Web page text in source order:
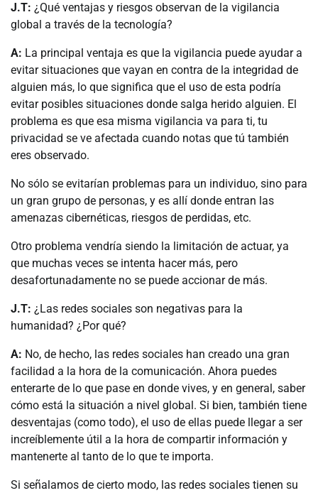
J.T: ¿Qué ventajas y riesgos observan de la vigilancia
global a través de la tecnología?
A: La principal ventaja es que la vigilancia puede ayudar a
evitar situaciones que vayan en contra de la integridad de
alguien más, lo que significa que el uso de esta podría
evitar posibles situaciones donde salga herido alguien. El
problema es que esa misma vigilancia va para ti, tu
privacidad se ve afectada cuando notas que tú también
eres observado.
No sólo se evitarían problemas para un individuo, sino para
un gran grupo de personas, y es allí donde entran las
amenazas cibernéticas, riesgos de perdidas, etc.
Otro problema vendría siendo la limitación de actuar, ya
que muchas veces se intenta hacer más, pero
desafortunadamente no se puede accionar de más.
J.T: ¿Las redes sociales son negativas para la
humanidad? ¿Por qué?
A: No, de hecho, las redes sociales han creado una gran
facilidad a la hora de la comunicación. Ahora puedes
enterarte de lo que pase en donde vives, y en general, saber
cómo está la situación a nivel global. Si bien, también tiene
desventajas (como todo), el uso de ellas puede llegar a ser
increíblemente útil a la hora de compartir información y
mantenerte al tanto de lo que te importa.
Si señalamos de cierto modo, las redes sociales tienen su